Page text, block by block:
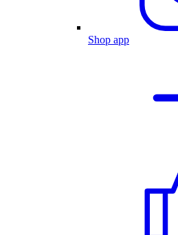
Shop app